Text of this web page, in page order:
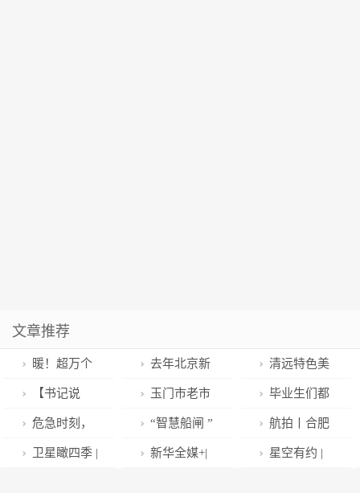
文章推荐
暖！超万个
“防疫包”送到
了肇庆老年人
手上！
去年北京新
增减税降费超
2000亿元
清远特色美
食线路图发
布，名厨、名
店、名品，清
【书记说
纪】找准政治
监督的着力点
玉门市老市
区开展“迎新春
送万福 进万
毕业生们都
去哪就业？多
所高校发布
危急时刻，
海军女军医飞
“智慧船闸 ”
护航“水上春运
航拍丨合肥
雪后美景
卫星瞰四季 | 新华全媒+| 星空有约 |